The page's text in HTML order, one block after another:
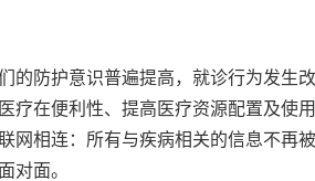
的防护意识普遍提高，就诊行为发生
疗在便利性、提高医疗资源配置及使
网相连：所有与疾病相关的信息不再
对面。